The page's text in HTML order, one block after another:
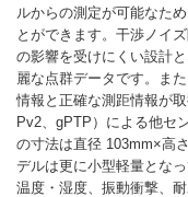
ルからの測定が可能なた
とができます。干渉ノイ
の影響を受けにくい設計
麗な点群データです。ま
情報と正確な測距情報が
Pv2、gPTP）による他セ
の寸法は直径 103mm×高
デルは更に小型軽量とな
温度・湿度、振動衝撃、